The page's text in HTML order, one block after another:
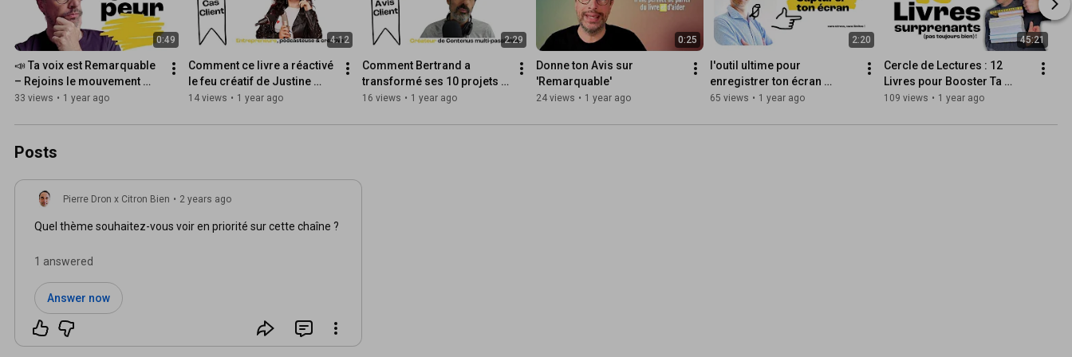
0:49
📣 Ta voix est Remarquable
– Rejoins le mouvement
autour du livre
33 views • 1 year ago
4:12
Comment ce livre a réactivé
le feu créatif de Justine
Arma 🔥 sur sa serviette de
14 views • 1 year ago
2:29
Comment Bertrand a
transformé ses 10 projets
en UNE seule marque
Client
16 views • 1 year ago
0:25
Donne ton Avis sur
'Remarquable'
24 views • 1 year ago
2:20
l'outil ultime pour
enregistrer ton écran
gratuitement et sans stress !
65 views • 1 year ago
45:21
Cercle de Lectures : 12
Livres pour Booster Ta
Productivité, Ta Créativité et
109 views • 1 year ago
Posts
Pierre Dron x Citron Bien • 2 years ago
Quel thème souhaitez-vous voir en priorité sur cette chaîne ?
1 answered
Answer now